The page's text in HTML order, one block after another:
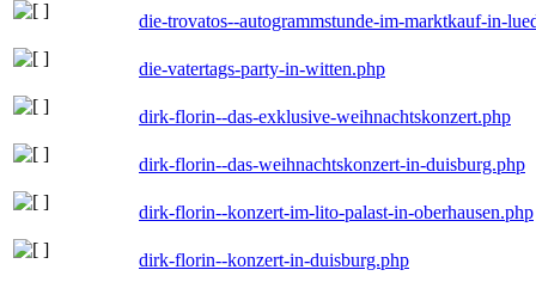
die-trovatos--autogrammstunde-im-marktkauf-in-
die-vatertags-party-in-witten.php
dirk-florin--das-exklusive-weihnachtskonzert.php
dirk-florin--das-weihnachtskonzert-in-duisburg.php
dirk-florin--konzert-im-lito-palast-in-oberhausen.php
dirk-florin--konzert-in-duisburg.php